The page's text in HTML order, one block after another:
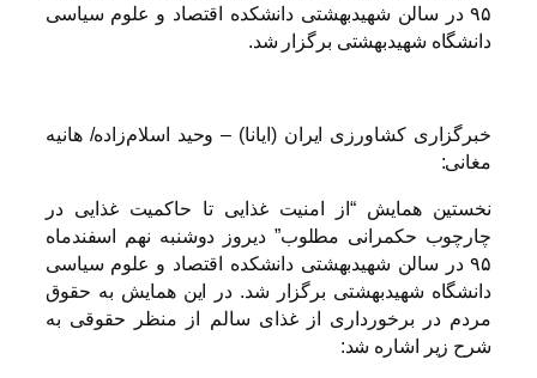
۹۵ در سالن شهیدبهشتی دانشکده اقتصاد و علوم سیاسی
دانشگاه شهیدبهشتی برگزار شد.
خبرگزاری کشاورزی ایران (ایانا) – وحید اسلام‌زاده/ هانیه
مغانی:
نخستین همایش “از امنیت غذایی تا حاکمیت غذایی در
چارچوب حکمرانی مطلوب” دیروز دوشنبه نهم اسفندماه
۹۵ در سالن شهیدبهشتی دانشکده اقتصاد و علوم سیاسی
دانشگاه شهیدبهشتی برگزار شد. در این همایش به حقوق
مردم در برخورداری از غذای سالم از منظر حقوقی به
شرح زیر اشاره شد: